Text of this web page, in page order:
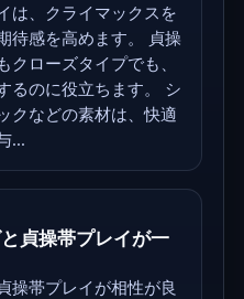
は、クライマックスを
待感を高めます。 貞操
ローズタイプでも、
るのに役立ちます。 シ
クなどの素材は、快適
...
貞操帯プレイが一
操帯プレイが相性が良